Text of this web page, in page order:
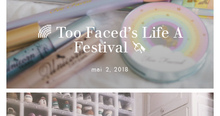
🌈 Too Faced’s Life A
Festival 🦄
mai 2, 2018